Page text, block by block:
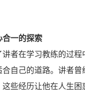
合一的探索
者在学习教练的过
自己的道路。讲者
些经历让他在人生困